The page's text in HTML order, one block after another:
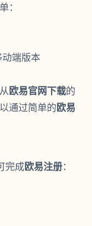
：
端版本
欧易官网下载的
通过简单的欧易
完成欧易注册：